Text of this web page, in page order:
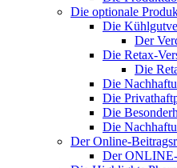
Die optionale
Die
Der
Die Retax-
Die
Die
Die
Die
Die
Der Online-
Der